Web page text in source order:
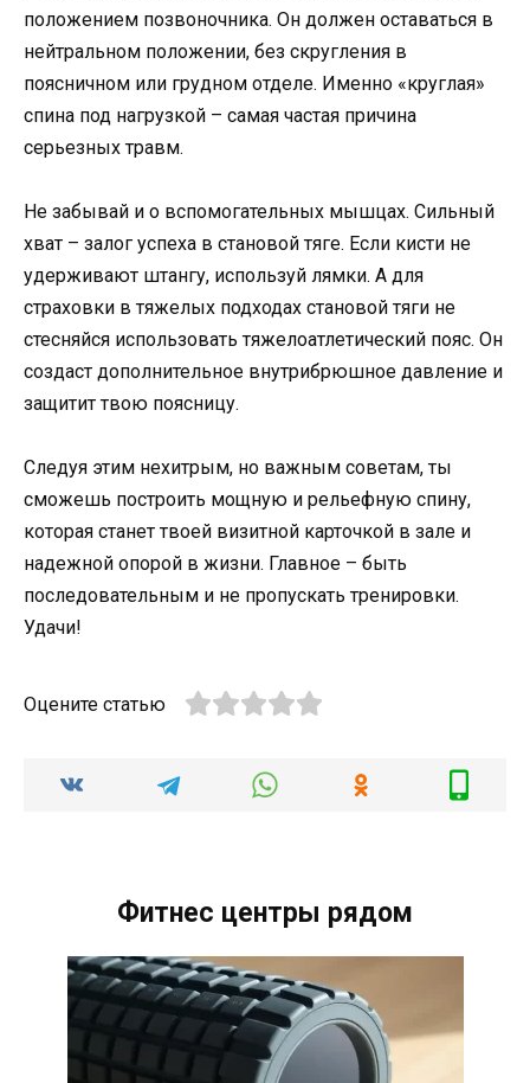
положением позвоночника. Он должен оставаться в
нейтральном положении, без скругления в
поясничном или грудном отделе. Именно «круглая»
спина под нагрузкой – самая частая причина
серьезных травм.
Не забывай и о вспомогательных мышцах. Сильный
хват – залог успеха в становой тяге. Если кисти не
удерживают штангу, используй лямки. А для
страховки в тяжелых подходах становой тяги не
стесняйся использовать тяжелоатлетический пояс. Он
создаст дополнительное внутрибрюшное давление и
защитит твою поясницу.
Следуя этим нехитрым, но важным советам, ты
сможешь построить мощную и рельефную спину,
которая станет твоей визитной карточкой в зале и
надежной опорой в жизни. Главное – быть
последовательным и не пропускать тренировки.
Удачи!
Оцените статью
Фитнес центры рядом